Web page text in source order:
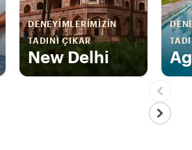
DENEYIMLERIMIZIN
TADINI ÇIKAR
New Delhi